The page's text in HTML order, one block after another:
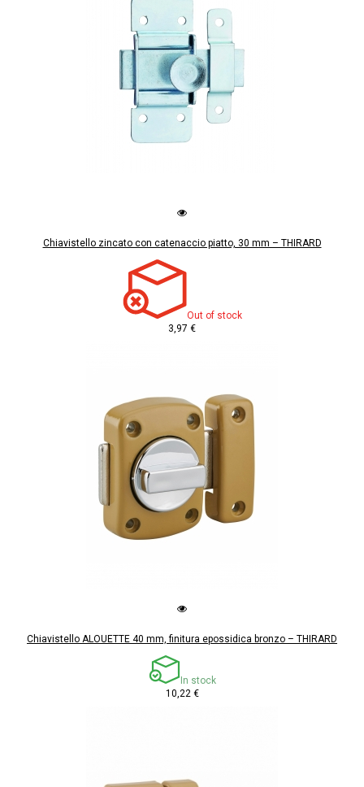
Chiavistello zincato con catenaccio piatto, 30 mm – THIRARD
Out of stock
3,97 €
Chiavistello ALOUETTE 40 mm, finitura epossidica bronzo – THIRARD
In stock
10,22 €